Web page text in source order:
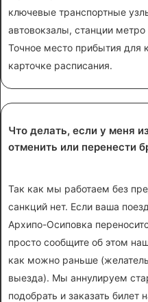
ключевые транспортные
автовокзалы, станции
Точное место прибытия для
карточке расписания.
Что делать, если у меня
отменить или перенести
Так как мы работаем без
санкций нет. Если ваша
Архипо-Осиповка
просто сообщите об этом
как можно раньше
выезда). Мы аннулируем
подобрать и заказать билет